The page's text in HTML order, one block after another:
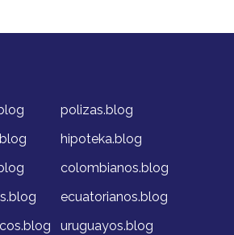
polizas.blog
hipoteka.blog
colombianos.blog
ecuatorianos.blog
uruguayos.blog